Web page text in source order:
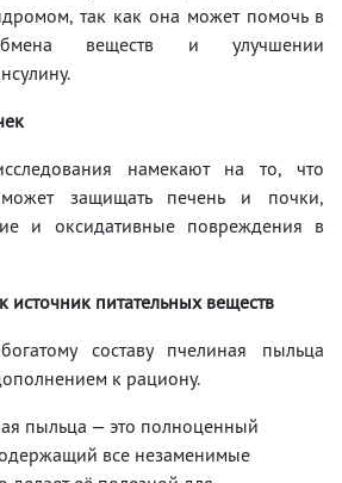
так как она может помочь в
веществ и улучшении
намекают на то, что
защищать печень и почки,
и оксидативные повреждения в
источник питательных веществ
составу пчелиная пыльца
к рациону.
пыльца — это полноценный
все незаменимые